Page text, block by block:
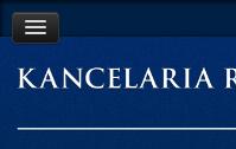
Współpraca